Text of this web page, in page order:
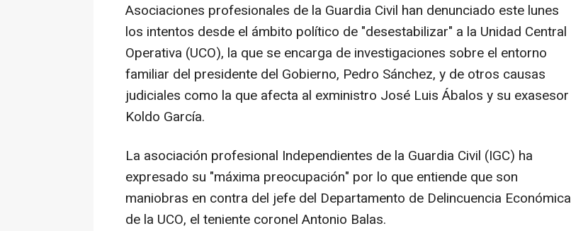
Asociaciones profesionales de la Guardia Civil han denunciado este lunes
los intentos desde el ámbito político de "desestabilizar" a la Unidad Central
Operativa (UCO), la que se encarga de investigaciones sobre el entorno
familiar del presidente del Gobierno, Pedro Sánchez, y de otros causas
judiciales como la que afecta al exministro José Luis Ábalos y su exasesor
Koldo García.
La asociación profesional Independientes de la Guardia Civil (IGC) ha
expresado su "máxima preocupación" por lo que entiende que son
maniobras en contra del jefe del Departamento de Delincuencia Económica
de la UCO, el teniente coronel Antonio Balas.